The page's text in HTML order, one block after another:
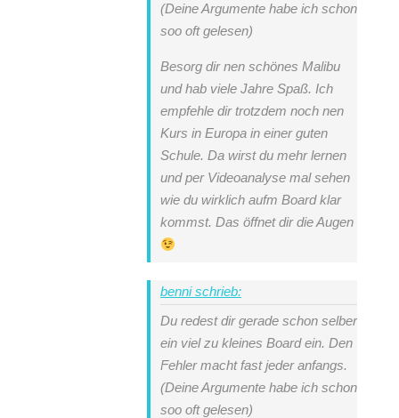
(Deine Argumente habe ich schon
soo oft gelesen)
Besorg dir nen schönes Malibu
und hab viele Jahre Spaß. Ich
empfehle dir trotzdem noch nen
Kurs in Europa in einer guten
Schule. Da wirst du mehr lernen
und per Videoanalyse mal sehen
wie du wirklich aufm Board klar
kommst. Das öffnet dir die Augen
benni schrieb:
Du redest dir gerade schon selber
ein viel zu kleines Board ein. Den
Fehler macht fast jeder anfangs.
(Deine Argumente habe ich schon
soo oft gelesen)